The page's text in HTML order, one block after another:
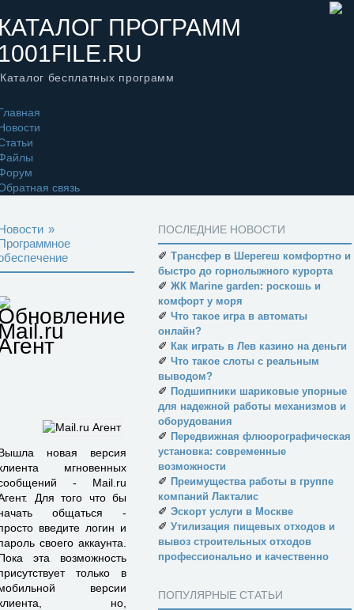
ПРОГРАММ
Каталог бесплатных программ
связь
»
новая версия
мгновенных
- Mail.ru
Для того что бы
общаться -
введите логин и
своего аккаунта.
эта возможность
только в
версии
но,
ПОСЛЕДНИЕ НОВОСТИ
✐ Трансфер в Шерегеш комфортно и
быстро до горнолыжного курорта
✐ ЖК Marine garden: роскошь и
комфорт у моря
✐ Что такое игра в автоматы
онлайн?
✐ Как играть в Лев казино на деньги
✐ Что такое слоты с реальным
выводом?
✐ Подшипники шариковые упорные
для надежной работы механизмов и
оборудования
✐ Передвижная флюорографическая
установка: современные
возможности
✐ Преимущества работы в группе
компаний Лакталис
✐ Эскорт услуги в Москве
✐ Утилизация пищевых отходов и
вывоз строительных отходов
профессионально и качественно
ПОПУЛЯРНЫЕ СТАТЬИ